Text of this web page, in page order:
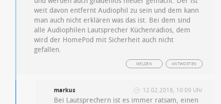
weit davon entfernt Audiophil zu sein und dem kann
man auch nicht erklären was das ist. Bei dem sind
alle Audiophilen Lautsprecher Küchenradios, dem
wird der HomePod mit Sicherheit auch nicht
gefallen.
ANTWORTEN
MELDEN
markus 12.02.2018, 10:09 Uhr
Bei Lautsprechern ist es immer ratsam, einen